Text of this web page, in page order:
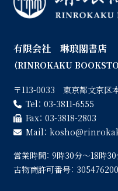
有限会社 琳琅閣書店
（RINROKAKU
〒113-0033 東京都文京区
Tel： 03-3811-6555
Fax： 03-3818-2803
Mail： kosho
営業時間： 9時30分〜18時30
古物商許可番号：